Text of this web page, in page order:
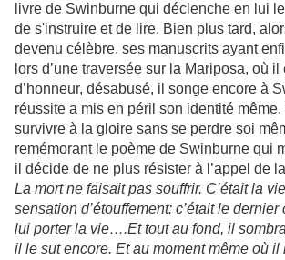
livre de Swinburne qui déclenche en lui
de s'instruire et de lire. Bien plus tard,
devenu célèbre, ses manuscrits ayant
lors d’une traversée sur la Mariposa, où il
d’honneur, désabusé, il songe encore à
réussite a mis en péril son identité
survivre à la gloire sans se perdre soi
remémorant le poème de Swinburne qui
il décide de ne plus résister à l’appel de
La mort ne faisait pas souffrir. C’était la
sensation d’étouffement: c’était le
lui porter la vie….Et tout au fond, il
il le sut encore. Et au moment même où il